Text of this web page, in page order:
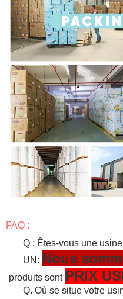
FAQ :
Q : Êtes-vous une
UN: Nous
produits sont PRIX
Q. Où se situe votre